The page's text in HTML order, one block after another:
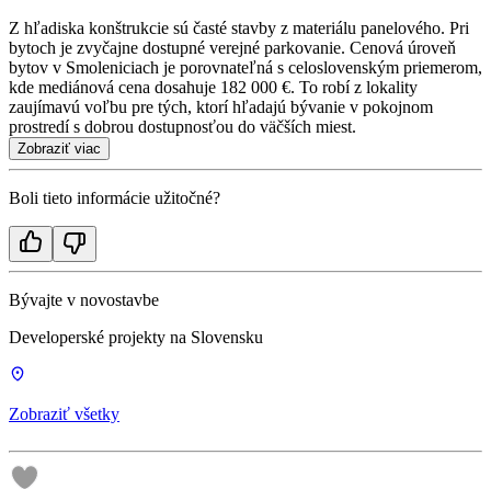
Z hľadiska konštrukcie sú časté stavby z materiálu panelového. Pri
bytoch je zvyčajne dostupné verejné parkovanie. Cenová úroveň
bytov v Smoleniciach je porovnateľná s celoslovenským priemerom,
kde mediánová cena dosahuje 182 000 €. To robí z lokality
zaujímavú voľbu pre tých, ktorí hľadajú bývanie v pokojnom
prostredí s dobrou dostupnosťou do väčších miest.
Zobraziť viac
Boli tieto informácie užitočné?
Bývajte v novostavbe
Developerské projekty na Slovensku
Zobraziť všetky